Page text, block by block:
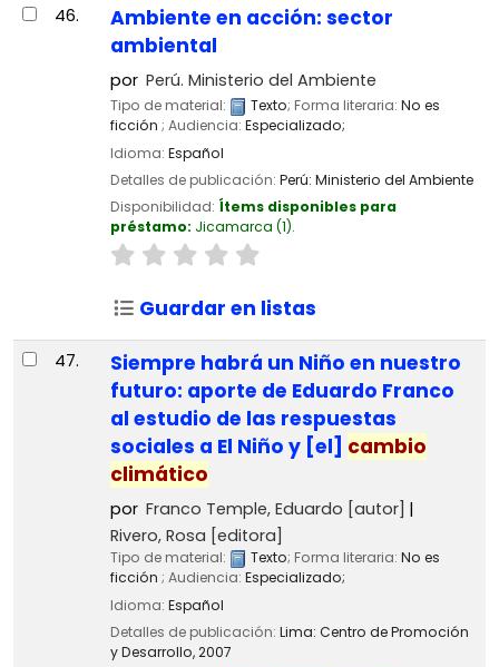
46.
Ambiente en acción: sector
ambiental
por Perú. Ministerio del Ambiente
Tipo de material: Texto; Forma literaria: No es
ficción ; Audiencia: Especializado;
Idioma: Español
Detalles de publicación: Perú: Ministerio del Ambiente
Disponibilidad: Ítems disponibles para
préstamo: Jicamarca (1).
Guardar en listas
47.
Siempre habrá un Niño en nuestro
futuro: aporte de Eduardo Franco
al estudio de las respuestas
sociales a El Niño y [el] cambio
climático
por Franco Temple, Eduardo [autor]
Rivero, Rosa [editora]
Tipo de material: Texto; Forma literaria: No es
ficción ; Audiencia: Especializado;
Idioma: Español
Detalles de publicación: Lima: Centro de Promoción
y Desarrollo,2007